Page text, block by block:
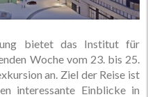
bietet das Institut für
Woche vom 23. bis 25.
an. Ziel der Reise ist
interessante Einblicke in